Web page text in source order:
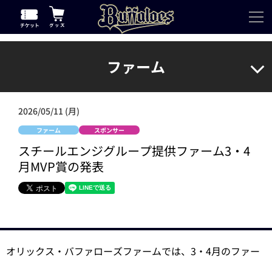
ファーム
2026/05/11 (月)
ファーム スポンサー
スチールエンジグループ提供ファーム3・4
月MVP賞の発表
オリックス・バファローズファームでは、3・4月のファー